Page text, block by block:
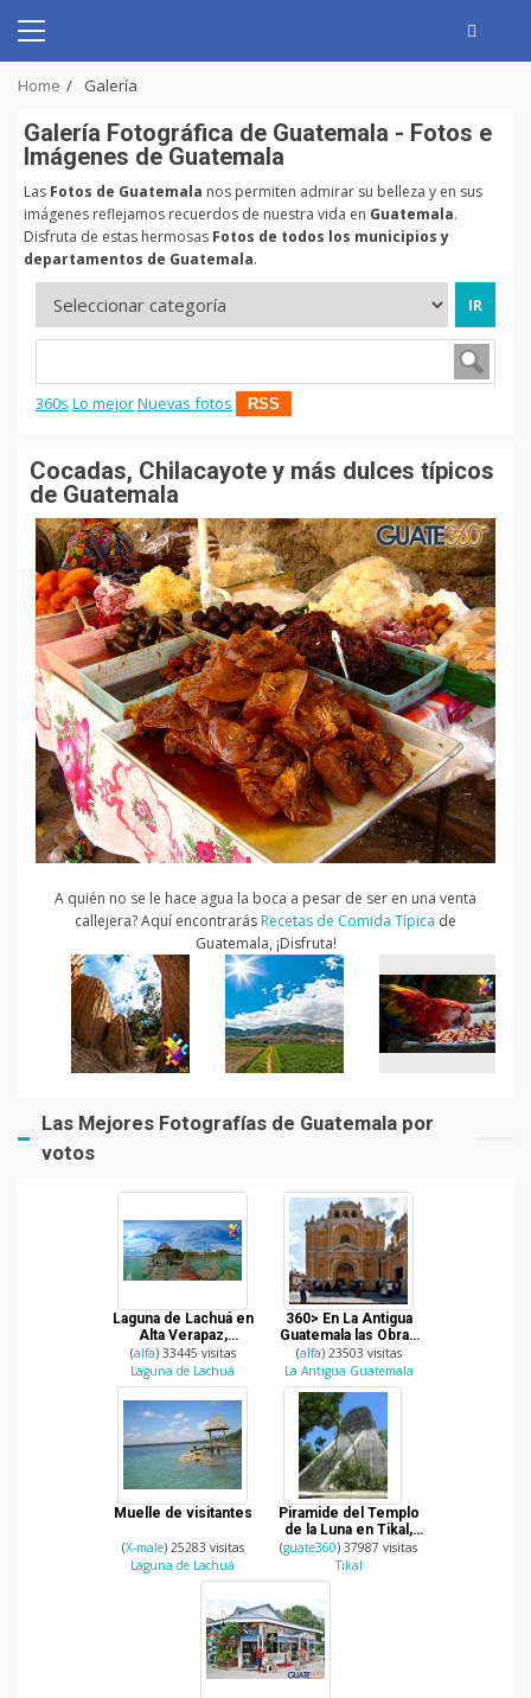
content
Primary
Home Galería
Galerí­a Fotográfica de Guatemala - Fotos e
Imágenes de Guatemala
Las Fotos de Guatemala nos permiten admirar su belleza y en sus
imágenes reflejamos recuerdos de nuestra vida en Guatemala.
Disfruta de estas hermosas Fotos de todos los municipios y
departamentos de Guatemala.
360s Lo mejorNuevas fotos RSS
Cocadas, Chilacayote y más dulces típicos
de Guatemala
A quién no se le hace agua la boca a pesar de ser en una venta
callejera? Aquí encontrarásRecetas de Comida Típica de
Guatemala, ¡Disfruta!
Las Mejores Fotografías de Guatemala por
votos
Laguna de Lachuá en
Alta Verapaz,
Guatemala
(alfa) 33445 visitas
Laguna de Lachuá
360> En La Antigua
Guatemala las Obras
Sociales del Hermano
Pedro
(alfa) 23503 visitas
La Antigua Guatemala
Muelle de visitantes
(X-male) 25283 visitas
Laguna de Lachuá
Piramide del Templo
de la Luna en Tikal,
Peten.
(guate360) 37987 visitas
Tikal